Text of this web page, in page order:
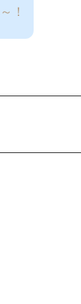
！